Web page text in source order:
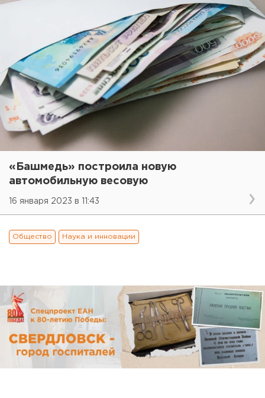
«Башмедь» построила новую
автомобильную весовую
16 января 2023 в 11:43
Общество Наука и инновации